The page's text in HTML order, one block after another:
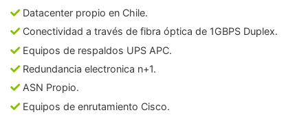
Datacenter propio en Chile.
Conectividad a través de fibra óptica de 1GBPS Duplex.
Equipos de respaldos UPS APC.
Redundancia electronica n+1.
ASN Propio.
Equipos de enrutamiento Cisco.